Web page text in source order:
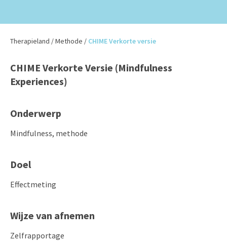
Therapieland /Methode / CHIME Verkorte versie
CHIME Verkorte Versie (Mindfulness
Experiences)
Onderwerp
Mindfulness, methode
Doel
Effectmeting
Wijze van afnemen
Zelfrapportage